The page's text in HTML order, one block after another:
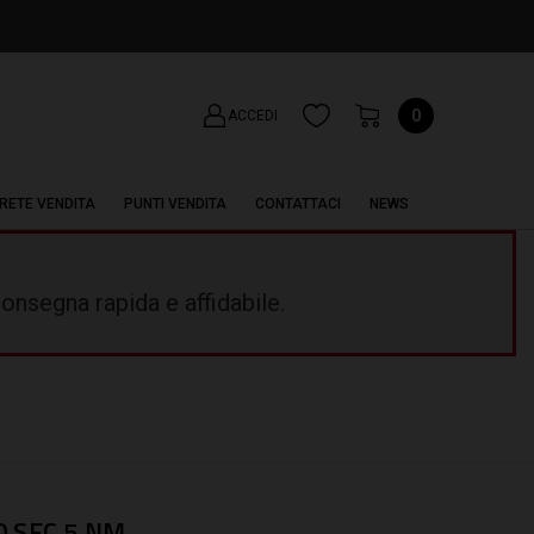
ACCEDI 0
RETE VENDITA PUNTI VENDITA CONTATTACI NEWS
rapida e affidabile.